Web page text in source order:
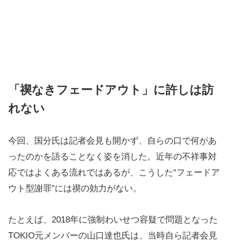
「禊なきフェードアウト」に許しは訪
れない
今回、国分氏は記者会見も開かず、自らの口で何があ
ったのかを語ることなく姿を消した。近年の不祥事対
応ではよくある流れではあるが、こうした“フェードア
ウト型謝罪”には禊の効力がない。
たとえば、2018年に強制わいせつ容疑で問題となった
TOKIO元メンバーの山口達也氏は、当時自ら記者会見